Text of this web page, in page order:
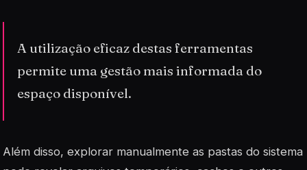
A utilização eficaz destas ferramentas
permite uma gestão mais informada do
espaço disponível.
Além disso, explorar manualmente as pastas do sistema